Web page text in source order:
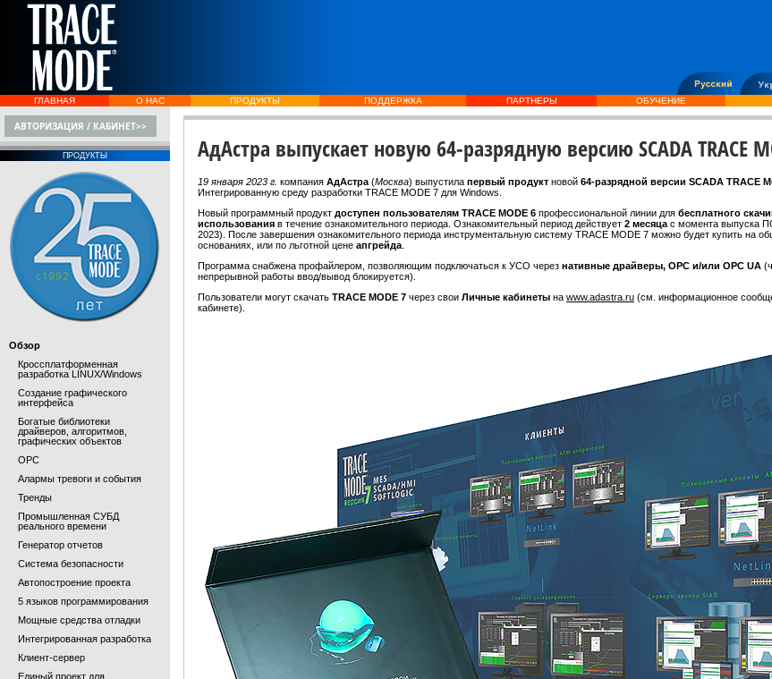
ГЛАВНАЯ О НАС ПРОДУКТЫ ПОДДЕРЖКА ПАРТНЕРЫ ОБУЧЕНИЕ
АВТОРИЗАЦИЯ / КАБИНЕТ>>
ПРОДУКТЫ
Обзор
Кроссплатформенная
разработка LINUX/Windows
Создание графического
интерфейса
Богатые библиотеки
драйверов, алгоритмов,
графических объектов
OPC
Алармы тревоги и события
Тренды
Промышленная СУБД
реального времени
Генератор отчетов
Система безопасности
Автопостроение проекта
5 языков программирования
Мощные средства отладки
Интегрированная разработка
Клиент-сервер
Единый проект для
АдАстра выпускает новую 64-разрядную версию SCADA TRACE
19 января 2023 г. компания АдАстра (Москва) выпустила первый продукт новой 64-разрядной версии SCADA TRACE
Интегрированную среду разработки TRACE MODE 7 для Windows.
Новый программный продукт доступен пользователям TRACE MODE 6 профессиональной линии для бесплатного
использования в течение ознакомительного периода. Ознакомительный период действует 2 месяца с момента выпуска
2023). После завершения ознакомительного периода инструментальную систему TRACE MODE 7 можно будет купить на
основаниях, или по льготной цене апгрейда
Программа снабжена профайлером, позволяющим подключаться к УСО через нативные драйверы, OPC и/или OPC UA
непрерывной работы ввод/вывод блокируется).
Пользователи могут скачать TRACE MODE 7 через свои Личные кабинеты на www.adastra.ru (см. информационное
кабинете).